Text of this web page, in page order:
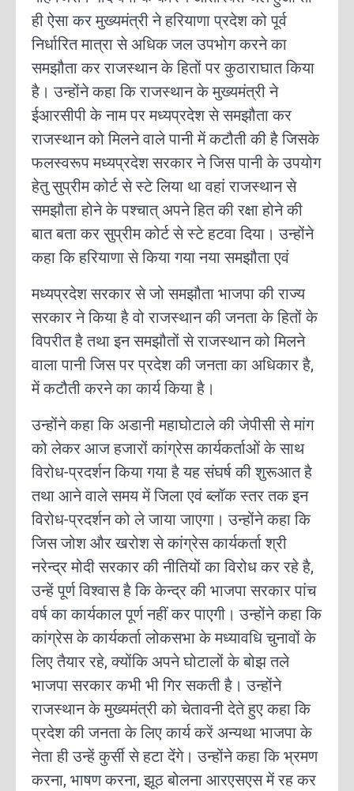
ही ऐसा कर मुख्यमंत्री ने हरियाणा प्रदेश को पूर्व
निर्धारित मात्रा से अधिक जल उपभोग करने का
समझौता कर राजस्थान के हितों पर कुठाराघात किया
है। उन्होंने कहा कि राजस्थान के मुख्यमंत्री ने
ईआरसीपी के नाम पर मध्यप्रदेश से समझौता कर
राजस्थान को मिलने वाले पानी में कटौती की है जिसके
फलस्वरूप मध्यप्रदेश सरकार ने जिस पानी के उपयोग
हेतु सुप्रीम कोर्ट से स्टे लिया था वहां राजस्थान से
समझौता होने के पश्चात् अपने हित की रक्षा होने की
बात बता कर सुप्रीम कोर्ट से स्टे हटवा दिया। उन्होंने
कहा कि हरियाणा से किया गया नया समझौता एवं
मध्यप्रदेश सरकार से जो समझौता भाजपा की राज्य
सरकार ने किया है वो राजस्थान की जनता के हितों के
विपरीत है तथा इन समझौतों से राजस्थान को मिलने
वाला पानी जिस पर प्रदेश की जनता का अधिकार है,
में कटौती करने का कार्य किया है।
उन्होंने कहा कि अडानी महाघोटाले की जेपीसी से मांग
को लेकर आज हजारों कांग्रेस कार्यकर्ताओं के साथ
विरोध-प्रदर्शन किया गया है यह संघर्ष की शुरूआत है
तथा आने वाले समय में जिला एवं ब्लॉक स्तर तक इन
विरोध-प्रदर्शन को ले जाया जाएगा। उन्होंने कहा कि
जिस जोश और खरोश से कांग्रेस कार्यकर्ता श्री
नरेन्द्र मोदी सरकार की नीतियों का विरोध कर रहे है,
उन्हें पूर्ण विश्वास है कि केन्द्र की भाजपा सरकार पांच
वर्ष का कार्यकाल पूर्ण नहीं कर पाएगी। उन्होंने कहा कि
कांग्रेस के कार्यकर्ता लोकसभा के मध्यावधि चुनावों के
लिए तैयार रहे, क्योंकि अपने घोटालों के बोझ तले
भाजपा सरकार कभी भी गिर सकती है। उन्होंने
राजस्थान के मुख्यमंत्री को चेतावनी देते हुए कहा कि
प्रदेश की जनता के लिए कार्य करें अन्यथा भाजपा के
नेता ही उन्हें कुर्सी से हटा देंगे। उन्होंने कहा कि भ्रमण
करना, भाषण करना, झूठ बोलना आरएसएस में रह कर